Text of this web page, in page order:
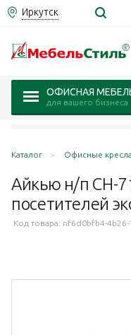
Иркутск
ОФИСНАЯ
для вашего бизнеса
Каталог Офисные кресла
Айкью н/п CH-
посетителей
Код товара: nf6d0bfb4-4b26-